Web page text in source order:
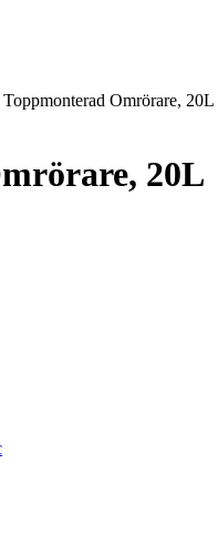
Omrörare, 20L
20L